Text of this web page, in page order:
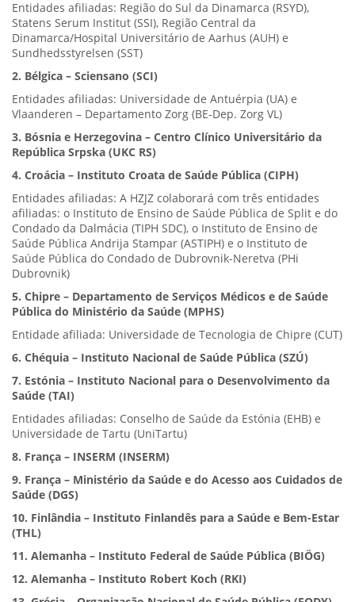
Entidades afiliadas: Região do Sul da Dinamarca (RSYD),
Statens Serum Institut (SSI), Região Central da
Dinamarca/Hospital Universitário de Aarhus (AUH) e
Sundhedsstyrelsen (SST)
2. Bélgica – Sciensano (SCI)
Entidades afiliadas: Universidade de Antuérpia (UA) e
Vlaanderen – Departamento Zorg (BE-Dep. Zorg VL)
3. Bósnia e Herzegovina – Centro Clínico Universitário da
República Srpska (UKC RS)
4. Croácia – Instituto Croata de Saúde Pública (CIPH)
Entidades afiliadas: A HZJZ colaborará com três entidades
afiliadas: o Instituto de Ensino de Saúde Pública de Split e do
Condado da Dalmácia (TIPH SDC), o Instituto de Ensino de
Saúde Pública Andrija Stampar (ASTIPH) e o Instituto de
Saúde Pública do Condado de Dubrovnik-Neretva (PHi
Dubrovnik)
5. Chipre – Departamento de Serviços Médicos e de Saúde
Pública do Ministério da Saúde (MPHS)
Entidade afiliada: Universidade de Tecnologia de Chipre (CUT)
6. Chéquia – Instituto Nacional de Saúde Pública (SZÚ)
7. Estónia – Instituto Nacional para o Desenvolvimento da
Saúde (TAI)
Entidades afiliadas: Conselho de Saúde da Estónia (EHB) e
Universidade de Tartu (UniTartu)
8. França – INSERM (INSERM)
9. França – Ministério da Saúde e do Acesso aos Cuidados de
Saúde (DGS)
10. Finlândia – Instituto Finlandês para a Saúde e Bem-Estar
(THL)
11. Alemanha – Instituto Federal de Saúde Pública (BIÖG)
12. Alemanha – Instituto Robert Koch (RKI)